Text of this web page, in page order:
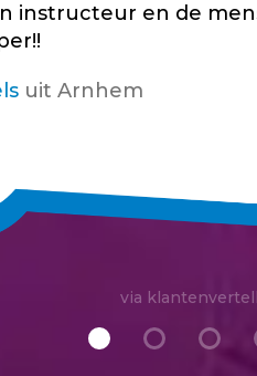
instructeur en de
uit Arnhem
via